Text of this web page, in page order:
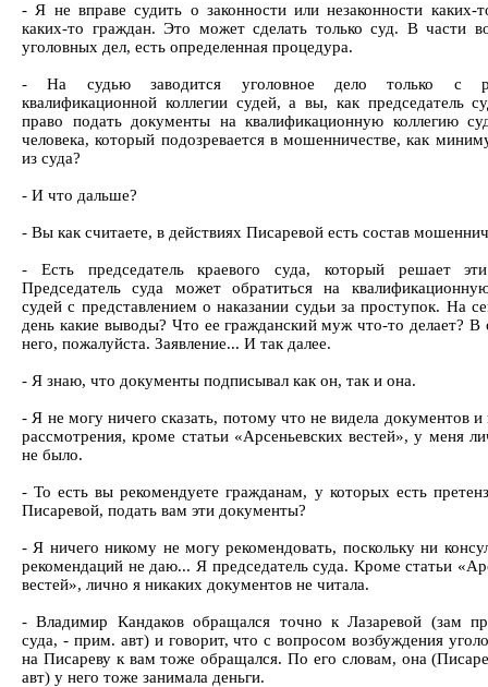
- Я не вправе судить о законности или незаконности каких-
каких-то граждан. Это может сделать только суд. В части
уголовных дел, есть определенная процедура.
- На судью заводится уголовное дело только с
квалификационной коллегии судей, а вы, как председатель
право подать документы на квалификационную коллегию
человека, который подозревается в мошенничестве, как
из суда?
- И что дальше?
- Вы как считаете, в действиях Писаревой есть состав
- Есть председатель краевого суда, который решает
Председатель суда может обратиться на
судей с представлением о наказании судьи за проступок. На
день какие выводы? Что ее гражданский муж что-то делает?
него, пожалуйста. Заявление... И так далее.
- Я знаю, что документы подписывал как он, так и она.
- Я не могу ничего сказать, потому что не видела документов
рассмотрения, кроме статьи «Арсеньевских вестей», у меня
не было.
- То есть вы рекомендуете гражданам, у которых есть
Писаревой, подать вам эти документы?
- Я ничего никому не могу рекомендовать, поскольку ни
рекомендаций не даю... Я председатель суда. Кроме статьи
вестей», лично я никаких документов не читала.
- Владимир Кандаков обращался точно к Лазаревой (зам
суда, - прим. авт) и говорит, что с вопросом возбуждения
на Писареву к вам тоже обращался. По его словам, она
авт) у него тоже занимала деньги.